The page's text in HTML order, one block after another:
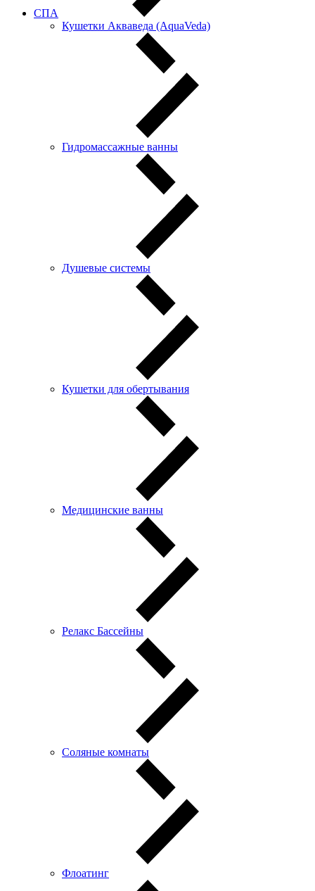
СПА
Кушетки Акваведа (AquaVeda)
Гидромассажные ванны
Душевые системы
Кушетки для обертывания
Медицинские ванны
Релакс Бассейны
Соляные комнаты
Флоатинг